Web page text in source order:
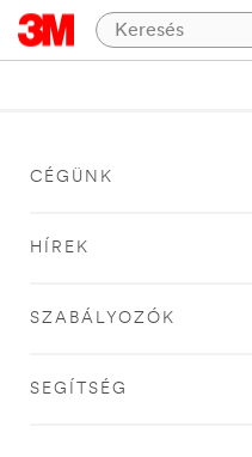
CÉGÜNK
HÍREK
SZABÁLYOZÓK
SEGÍTSÉG